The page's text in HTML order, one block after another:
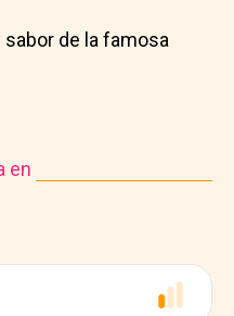
de la famosa
en